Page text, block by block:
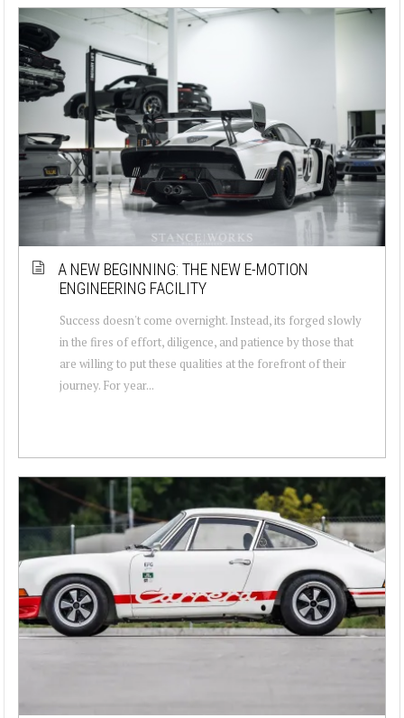
A NEW BEGINNING: THE NEW E-MOTION
ENGINEERING FACILITY
Success doesn't come overnight. Instead, its forged slowly
in the fires of effort, diligence, and patience by those that
are willing to put these qualities at the forefront of their
journey. For year...